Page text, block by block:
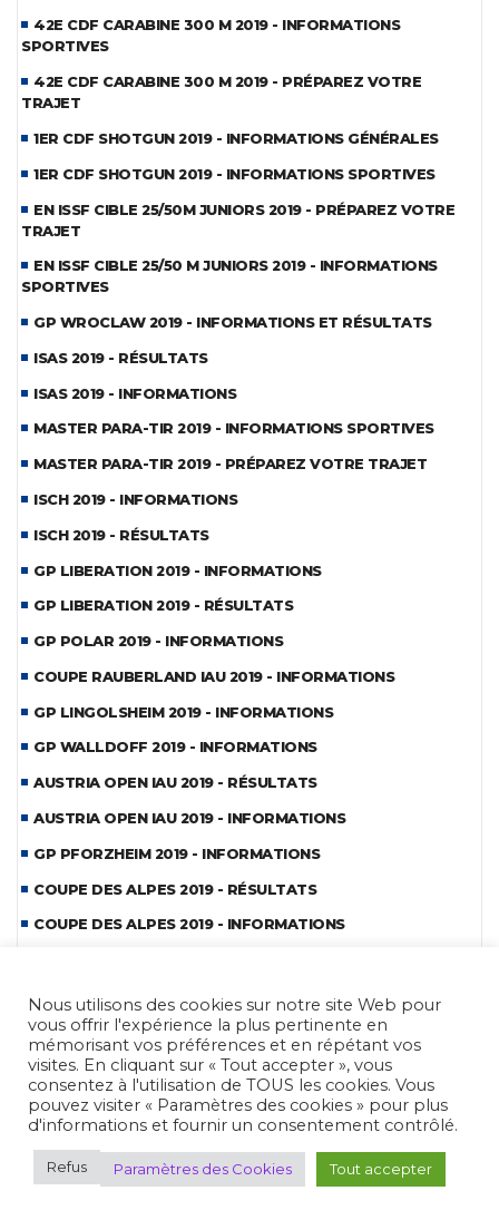
42E CDF CARABINE 300 M 2019 - INFORMATIONS
SPORTIVES
42E CDF CARABINE 300 M 2019 - PRÉPAREZ VOTRE
TRAJET
1ER CDF SHOTGUN 2019 - INFORMATIONS GÉNÉRALES
1ER CDF SHOTGUN 2019 - INFORMATIONS SPORTIVES
EN ISSF CIBLE 25/50M JUNIORS 2019 - PRÉPAREZ VOTRE
TRAJET
EN ISSF CIBLE 25/50 M JUNIORS 2019 - INFORMATIONS
SPORTIVES
GP WROCLAW 2019 - INFORMATIONS ET RÉSULTATS
ISAS 2019 - RÉSULTATS
ISAS 2019 - INFORMATIONS
MASTER PARA-TIR 2019 - INFORMATIONS SPORTIVES
MASTER PARA-TIR 2019 - PRÉPAREZ VOTRE TRAJET
ISCH 2019 - INFORMATIONS
ISCH 2019 - RÉSULTATS
GP LIBERATION 2019 - INFORMATIONS
GP LIBERATION 2019 - RÉSULTATS
GP POLAR 2019 - INFORMATIONS
COUPE RAUBERLAND IAU 2019 - INFORMATIONS
GP LINGOLSHEIM 2019 - INFORMATIONS
GP WALLDOFF 2019 - INFORMATIONS
AUSTRIA OPEN IAU 2019 - RÉSULTATS
AUSTRIA OPEN IAU 2019 - INFORMATIONS
GP PFORZHEIM 2019 - INFORMATIONS
COUPE DES ALPES 2019 - RÉSULTATS
COUPE DES ALPES 2019 - INFORMATIONS
CDM BENCH-REST 2019 - REPORTAGE
CDM BENCH-REST 2019 - INFORMATIONS
COUPE BOHEME IAU FIELD 2019 - INFORMATIONS
HOPES PLZEN 2019 - REPORTAGE
CDE MLAIC 2019 - REPORTAGE
Nous utilisons des cookies sur notre site Web pour
vous offrir l'expérience la plus pertinente en
mémorisant vos préférences et en répétant vos
visites. En cliquant sur « Tout accepter », vous
consentez à l'utilisation de TOUS les cookies. Vous
pouvez visiter « Paramètres des cookies » pour plus
d'informations et fournir un consentement contrôlé.
Refus Paramètres des Cookies Tout accepter